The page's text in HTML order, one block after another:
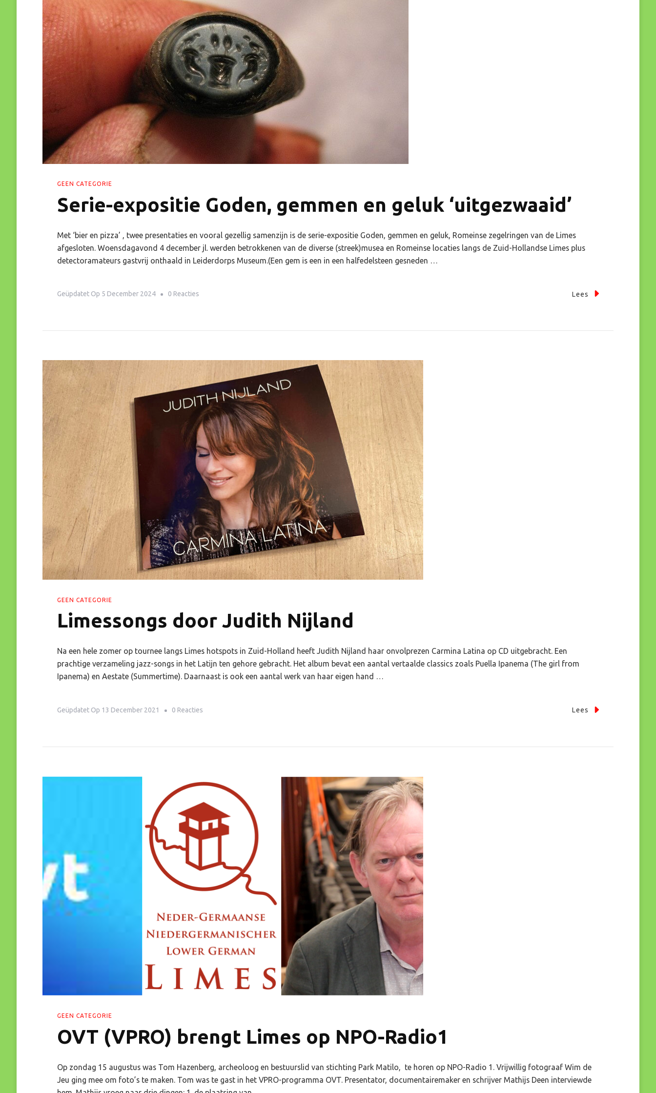
GEEN CATEGORIE
Serie-expositie Goden, gemmen en geluk ‘uitgezwaaid’
Met ‘bier en pizza’ , twee presentaties en vooral gezellig samenzijn is de serie-expositie Goden, gemmen en geluk, Romeinse zegelringen van de Limes
afgesloten. Woensdagavond 4 december jl. werden betrokkenen van de diverse (streek)musea en Romeinse locaties langs de Zuid-Hollandse Limes plus
detectoramateurs gastvrij onthaald in Leiderdorps Museum.(Een gem is een in een halfedelsteen gesneden …
Geüpdatet Op 5 December 2024 0 ReactiesOp
Geluk
‘uitgezwaaid’
Lees
GEEN CATEGORIE
Limessongs door Judith Nijland
Na een hele zomer op tournee langs Limes hotspots in Zuid-Holland heeft Judith Nijland haar onvolprezen Carmina Latina op CD uitgebracht. Een
prachtige verzameling jazz-songs in het Latijn ten gehore gebracht. Het album bevat een aantal vertaalde classics zoals Puella Ipanema (The girl from
Ipanema) en Aestate (Summertime). Daarnaast is ook een aantal werk van haar eigen hand …
Geüpdatet Op 13 December 2021 0 ReactiesOp
Lees
GEEN CATEGORIE
OVT (VPRO) brengt Limes op NPO-Radio1
Op zondag 15 augustus was Tom Hazenberg, archeoloog en bestuurslid van stichting Park Matilo, te horen op NPO-Radio 1. Vrijwillig fotograaf Wim de
Jeu ging mee om foto’s te maken. Tom was te gast in het VPRO-programma OVT. Presentator, documentairemaker en schrijver Mathijs Deen interviewde